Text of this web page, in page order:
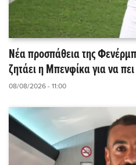
Νέα προσπάθεια της
ζητάει η Μπενφίκα για να
08/08/2026 - 11:00